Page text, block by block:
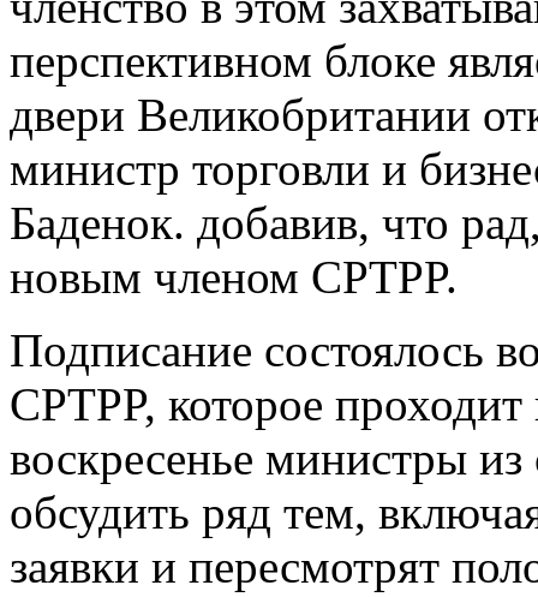
перспективном блоке
двери Великобритании
министр торговли и
Баденок. добавив, что
новым членом CPTPP.
Подписание состоялось
CPTPP, которое
воскресенье министры из
обсудить ряд тем,
заявки и пересмотрят